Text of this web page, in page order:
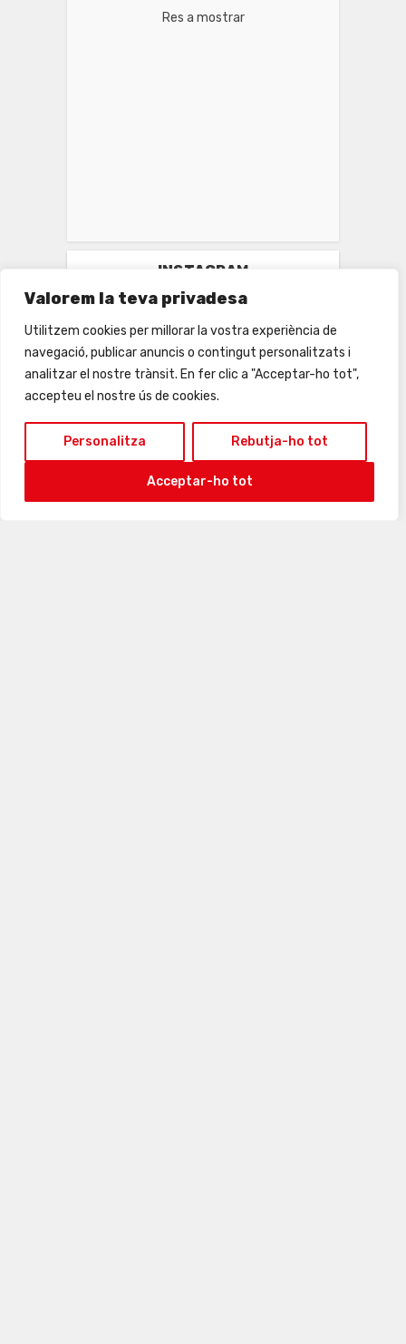
Valorem la teva privadesa
Utilitzem cookies per millorar la vostra experiència de
navegació, publicar anuncis o contingut personalitzats i
analitzar el nostre trànsit. En fer clic a "Acceptar-ho tot",
accepteu el nostre ús de cookies.
Personalitza Rebutja-ho tot
Acceptar-ho tot
Res a mostrar
INSTAGRAM